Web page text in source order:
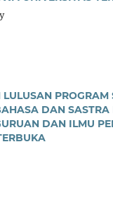
LULUSAN PROGRAM
DAN SASTRA
DAN ILMU